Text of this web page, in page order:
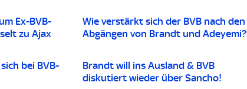
Ex-BVB-
zu Ajax
Wie verstärkt sich der BVB nach den
Abgängen von Brandt und Adeyemi?
bei BVB-
Brandt will ins Ausland & BVB
diskutiert wieder über Sancho!